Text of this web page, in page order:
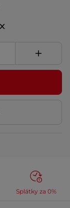
Splátky za 0%